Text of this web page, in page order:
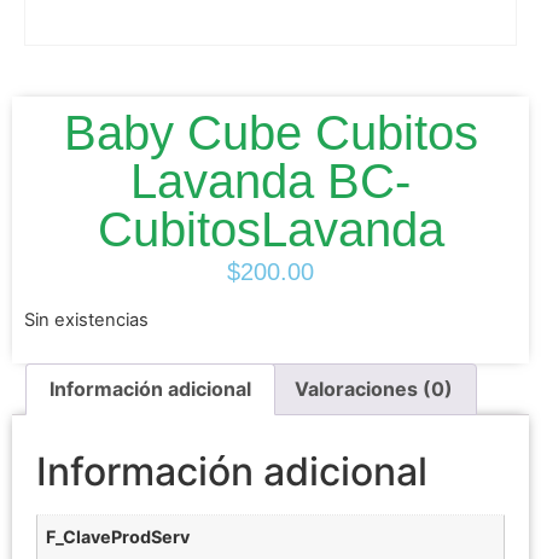
Baby Cube Cubitos
Lavanda BC-
CubitosLavanda
$200.00
Sin existencias
Información adicional Valoraciones (0)
Información adicional
F_ClaveProdServ